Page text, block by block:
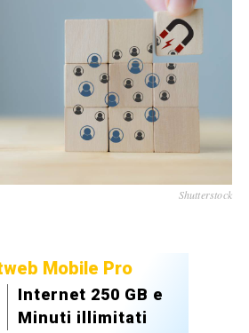
Shutterstock
Mobile Pro
Internet 250 GB e
Minuti illimitati